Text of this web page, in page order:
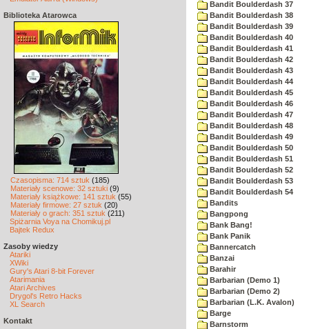
Biblioteka Atarowca
Czasopisma: 714 sztuk (185)
Materiały scenowe: 32 sztuki (9)
Materiały książkowe: 141 sztuk (55)
Materiały firmowe: 27 sztuk (20)
Materiały o grach: 351 sztuk (211)
Spiżarnia Voya na Chomikuj.pl
Bajtek Redux
Zasoby wiedzy
Atariki
XWiki
Gury's Atari 8-bit Forever
Atarimania
Atari Archives
Drygol's Retro Hacks
XL Search
Kontakt
Bandit Boulderdash 37
Bandit Boulderdash 38
Bandit Boulderdash 39
Bandit Boulderdash 40
Bandit Boulderdash 41
Bandit Boulderdash 42
Bandit Boulderdash 43
Bandit Boulderdash 44
Bandit Boulderdash 45
Bandit Boulderdash 46
Bandit Boulderdash 47
Bandit Boulderdash 48
Bandit Boulderdash 49
Bandit Boulderdash 50
Bandit Boulderdash 51
Bandit Boulderdash 52
Bandit Boulderdash 53
Bandit Boulderdash 54
Bandits
Bangpong
Bank Bang!
Bank Panik
Bannercatch
Banzai
Barahir
Barbarian (Demo 1)
Barbarian (Demo 2)
Barbarian (L.K. Avalon)
Barge
Barnstorm